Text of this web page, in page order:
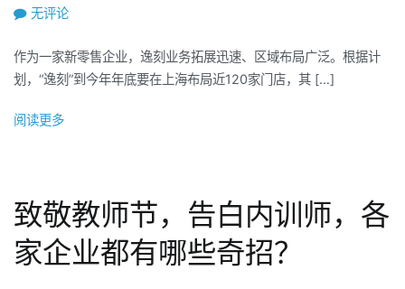
数
化
时
新
业
如
何
无评论
作为一家新零售企业，逸刻业务拓展迅速、区域布局广泛。根据计
划，“逸刻”到今年年底要在上海布局近120家门店，其 […]
阅读更多
致敬教师节，告白内训师，各
家企业都有哪些奇招？